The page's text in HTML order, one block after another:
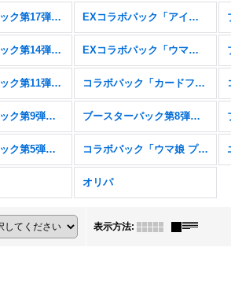
ブースターパック第17弾「ConvergentDestinies/コンヴァージェント・ディスティニー」 EXコラボパック「アイドルマスター シンデレラガールズ」
ブースターパック第14弾「夢幻の饗宴」 EXコラボパック「ウマ娘 プリティーダービー」
ブースターパック第11弾「宿命の弾丸」 コラボパック「カードファイト!! ヴァンガード」
ブースターパック第9弾「光影の二重奏」 ブースターパック第8弾「次元混沌」
ブースターパック第5弾「永劫なる絶傑」 コラボパック「ウマ娘 プリティーダービー」
オリパ
表示方法: